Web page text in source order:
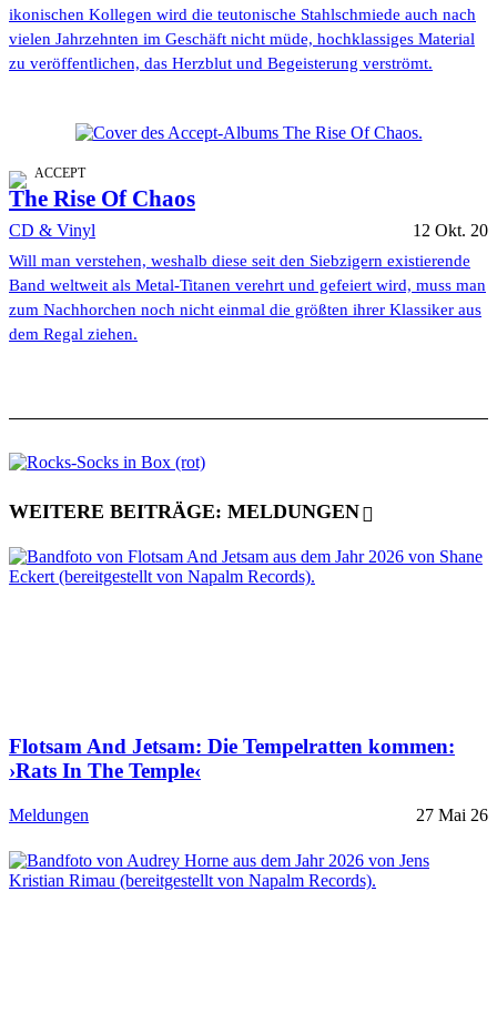
ikonischen Kollegen wird die teutonische Stahlschmiede auch nach
vielen Jahrzehnten im Geschäft nicht müde, hochklassiges Material
zu veröffentlichen, das Herzblut und Begeisterung verströmt.
ACCEPT
The Rise Of Chaos
CD & Vinyl 12 Okt. 20
Will man verstehen, weshalb diese seit den Siebzigern existierende
Band weltweit als Metal-Titanen verehrt und gefeiert wird, muss man
zum Nachhorchen noch nicht einmal die größten ihrer Klassiker aus
dem Regal ziehen.
WEITERE BEITRÄGE: MELDUNGEN
Flotsam And Jetsam: Die Tempelratten kommen:
›Rats In The Temple‹
Meldungen 27 Mai 26